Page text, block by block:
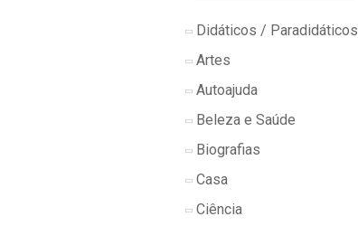
Didáticos / Paradidáticos
Artes
Autoajuda
Beleza e Saúde
Biografias
Casa
Ciência